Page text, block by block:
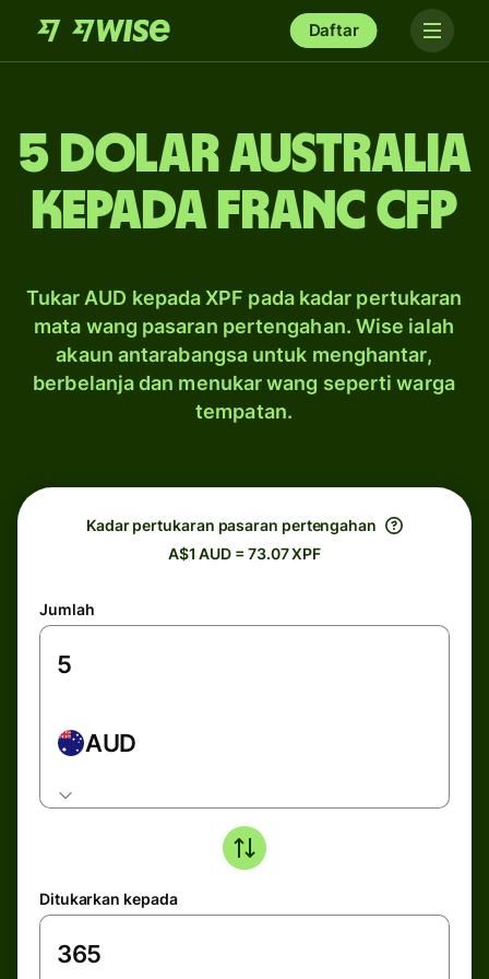
Daftar
5 dolar Australia
kepada franc CFP
Tukar AUD kepada XPF pada kadar pertukaran
mata wang pasaran pertengahan. Wise ialah
akaun antarabangsa untuk menghantar,
berbelanja dan menukar wang seperti warga
tempatan.
Kadar pertukaran pasaran pertengahan
A$1 AUD = 73.07 XPF
Jumlah
AUD
Ditukarkan kepada